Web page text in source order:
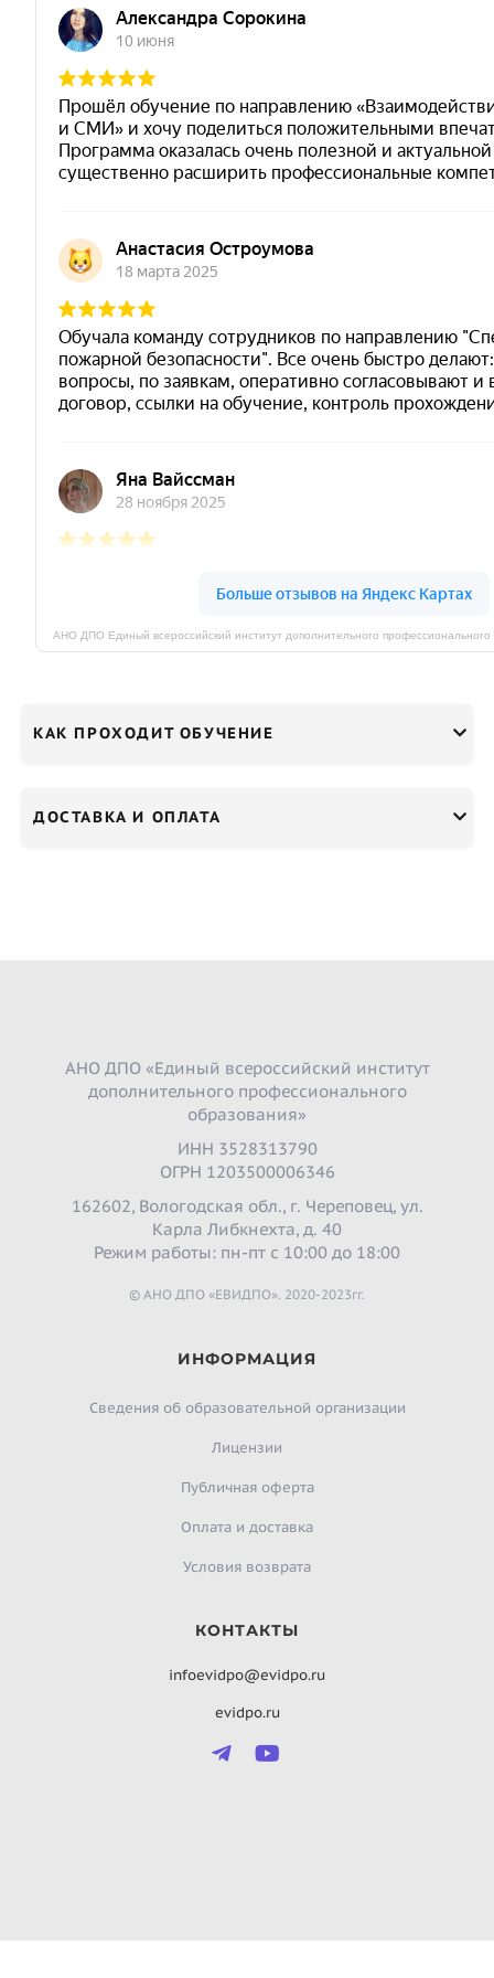
КАК ПРОХОДИТ ОБУЧЕНИЕ
ДОСТАВКА И ОПЛАТА
АНО ДПО «Единый всероссийский институт
дополнительного профессионального
образования»
ИНН 3528313790
ОГРН 1203500006346
162602, Вологодская обл., г. Череповец, ул.
Карла Либкнехта, д. 40
Режим работы: пн-пт с 10:00 до 18:00
© АНО ДПО «ЕВИДПО». 2020-2023гг.
ИНФОРМАЦИЯ
Сведения об образовательной организации
Лицензии
Публичная оферта
Оплата и доставка
Условия возврата
КОНТАКТЫ
infoevidpo@evidpo.ru
evidpo.ru